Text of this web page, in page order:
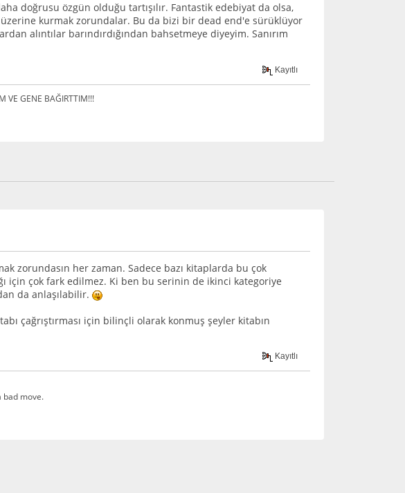
doğrusu özgün olduğu tartışılır. Fantastik edebiyat da olsa,
kurmak zorundalar. Bu da bizi bir dead end'e sürüklüyor
alıntılar barındırdığından bahsetmeye diyeyim. Sanırım
Kayıtlı
VE GENE BAĞIRTTIM!!!
zorundasın her zaman. Sadece bazı kitaplarda bu çok
için çok fark edilmez. Ki ben bu serinin de ikinci kategoriye
da anlaşılabilir.
çağrıştırması için bilinçli olarak konmuş şeyler kitabın
Kayıtlı
bad move.